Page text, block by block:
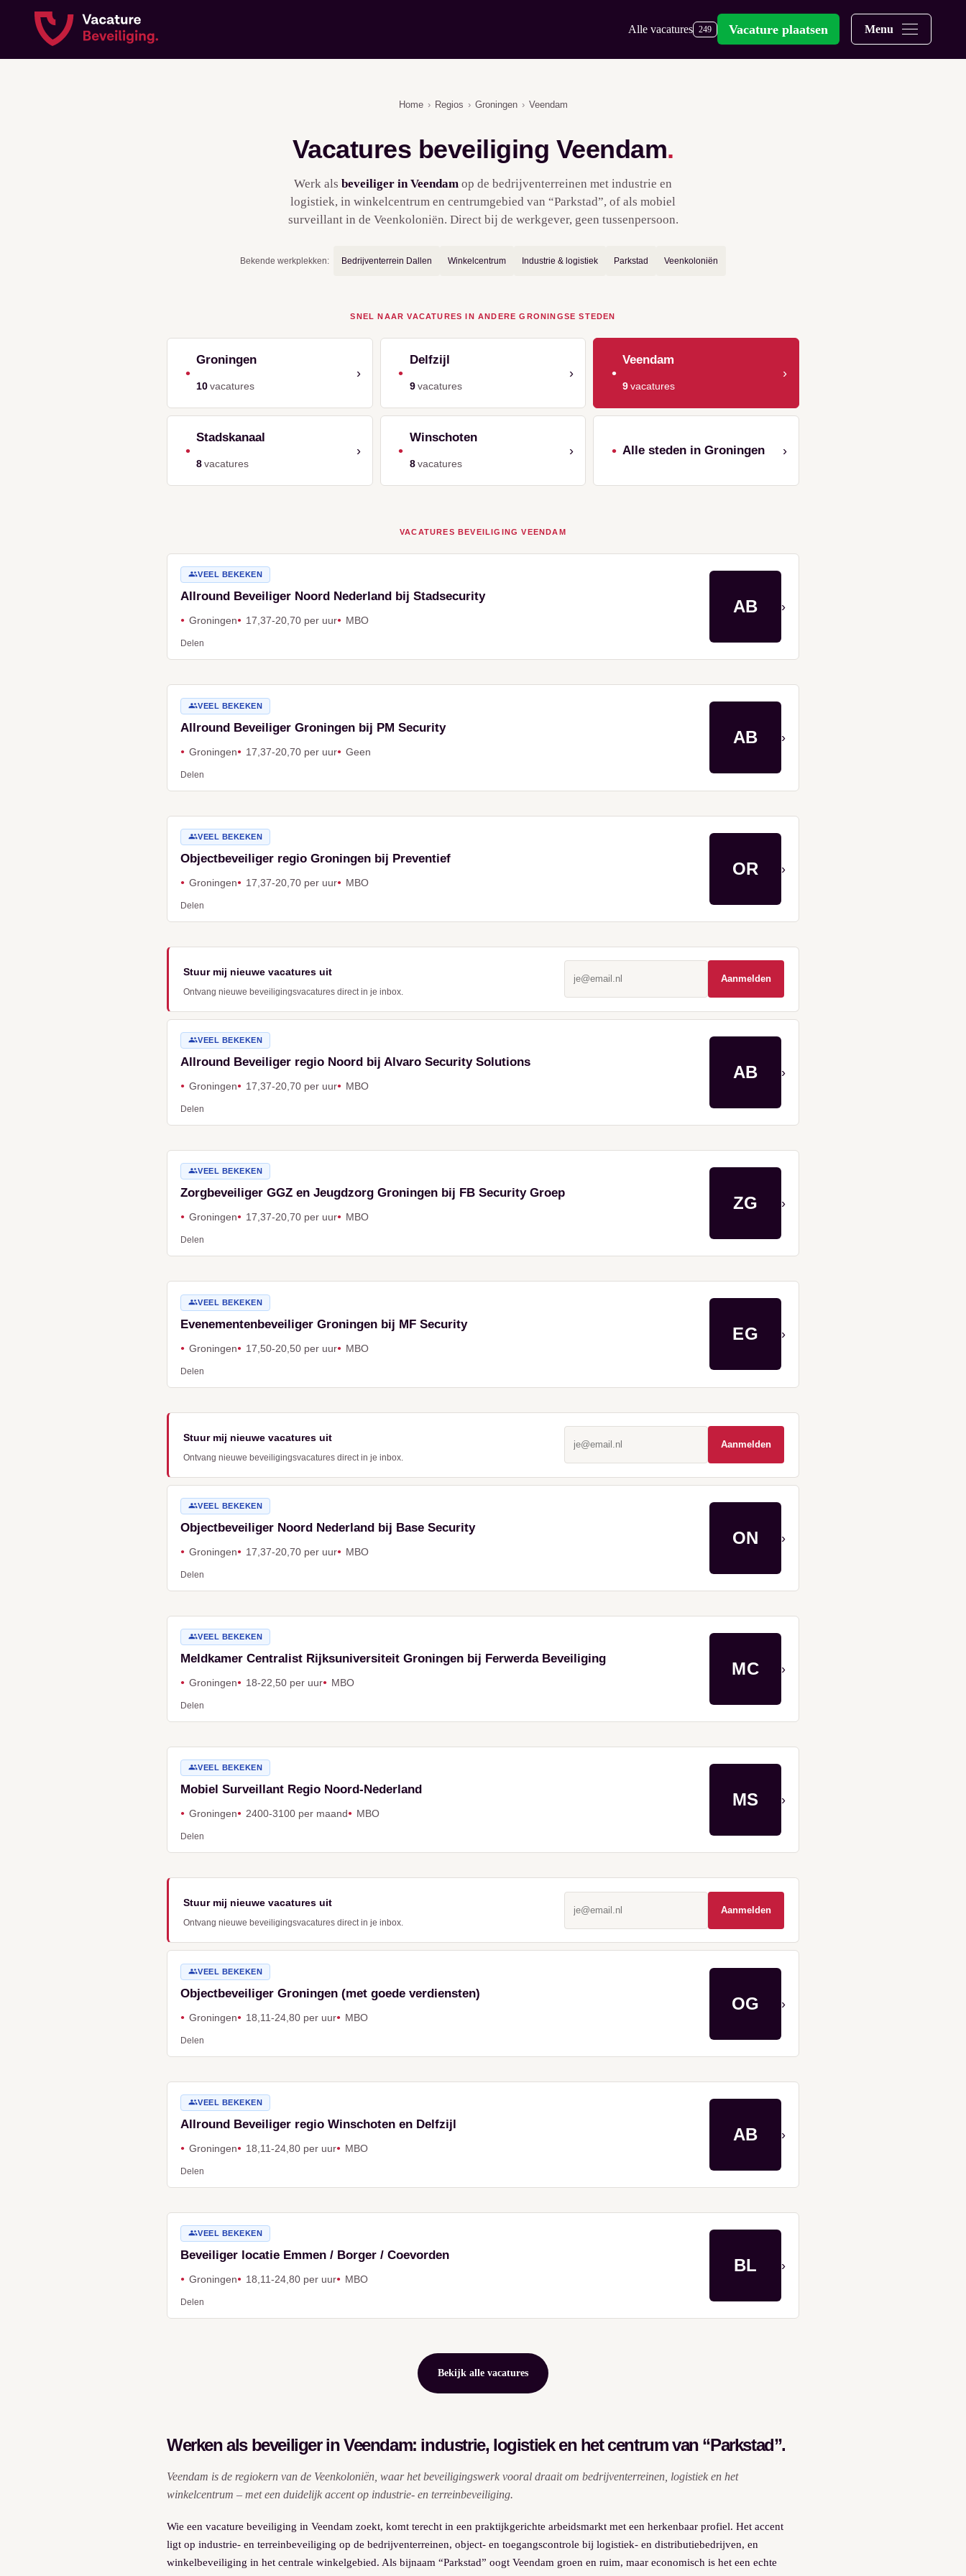
Alle vacatures 249 Vacature plaatsen Menu
Home › Regios › Groningen › Veendam
Vacatures beveiliging Veendam.
Werk als beveiliger in Veendam op de bedrijventerreinen met industrie en
logistiek, in winkelcentrum en centrumgebied van “Parkstad”, of als mobiel
surveillant in de Veenkoloniën. Direct bij de werkgever, geen tussenpersoon.
Bekende werkplekken: Bedrijventerrein Dallen Winkelcentrum Industrie & logistiek Parkstad Veenkoloniën
SNEL NAAR VACATURES IN ANDERE GRONINGSE STEDEN
•
Groningen
10vacatures
› •
Delfzijl
9 vacatures
› •
Veendam
9 vacatures
›
•
Stadskanaal
8vacatures
› •
Winschoten
8 vacatures
› • Alle steden in Groningen ›
VACATURES BEVEILIGING VEENDAM
VEEL BEKEKEN
Allround Beveiliger Noord Nederland bij Stadsecurity
Groningen 17,37-20,70 per uur MBO
Delen
AB ›
VEEL BEKEKEN
Allround Beveiliger Groningen bij PM Security
Groningen 17,37-20,70 per uur Geen
Delen
AB ›
VEEL BEKEKEN
Objectbeveiliger regio Groningen bij Preventief
Groningen 17,37-20,70 per uur MBO
Delen
OR ›
Stuur mij nieuwe vacatures uit
Ontvang nieuwe beveiligingsvacatures direct in je inbox.
Aanmelden
VEEL BEKEKEN
Allround Beveiliger regio Noord bij Alvaro Security Solutions
Groningen 17,37-20,70 per uur MBO
Delen
AB ›
VEEL BEKEKEN
Zorgbeveiliger GGZ en Jeugdzorg Groningen bij FB Security Groep
Groningen 17,37-20,70 per uur MBO
Delen
ZG ›
VEEL BEKEKEN
Evenementenbeveiliger Groningen bij MF Security
Groningen 17,50-20,50 per uur MBO
Delen
EG ›
Stuur mij nieuwe vacatures uit
Ontvang nieuwe beveiligingsvacatures direct in je inbox.
Aanmelden
VEEL BEKEKEN
Objectbeveiliger Noord Nederland bij Base Security
Groningen 17,37-20,70 per uur MBO
Delen
ON ›
VEEL BEKEKEN
Meldkamer Centralist Rijksuniversiteit Groningen bij Ferwerda Beveiliging
Groningen 18-22,50 per uur MBO
Delen
MC ›
VEEL BEKEKEN
Mobiel Surveillant Regio Noord-Nederland
Groningen 2400-3100 per maand MBO
Delen
MS ›
Stuur mij nieuwe vacatures uit
Ontvang nieuwe beveiligingsvacatures direct in je inbox.
Aanmelden
VEEL BEKEKEN
Objectbeveiliger Groningen (met goede verdiensten)
Groningen 18,11-24,80 per uur MBO
Delen
OG ›
VEEL BEKEKEN
Allround Beveiliger regio Winschoten en Delfzijl
Groningen 18,11-24,80 per uur MBO
Delen
AB ›
VEEL BEKEKEN
Beveiliger locatie Emmen / Borger / Coevorden
Groningen 18,11-24,80 per uur MBO
Delen
BL ›
Bekijk alle vacatures
Werken als beveiliger in Veendam: industrie, logistiek en het centrum van “Parkstad”.
Veendam is de regiokern van de Veenkoloniën, waar het beveiligingswerk vooral draait om bedrijventerreinen, logistiek en het
winkelcentrum – met een duidelijk accent op industrie- en terreinbeveiliging.
Wie een vacature beveiliging in Veendam zoekt, komt terecht in een praktijkgerichte arbeidsmarkt met een herkenbaar profiel. Het accent
ligt op industrie- en terreinbeveiliging op de bedrijventerreinen, object- en toegangscontrole bij logistiek- en distributiebedrijven, en
winkelbeveiliging in het centrale winkelgebied. Als bijnaam “Parkstad” oogt Veendam groen en ruim, maar economisch is het een echte
Ontvang vacatures direct in je mailbox